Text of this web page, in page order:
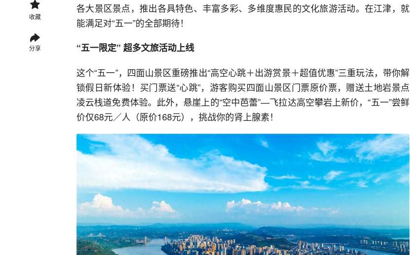
收藏
分享
各大景区景点，推出各具特色、丰富多彩、多维度惠民的文化旅游活动。在江津，就
能满足对“五一”的全部期待！
“五一限定” 超多文旅活动上线
这个“五一”，四面山景区重磅推出“高空心跳＋出游赏景＋超值优惠”三重玩法，带你解
锁假日新体验！买门票送“心跳”，游客购买四面山景区门票原价票，赠送土地岩景点
凌云栈道免费体验。此外，悬崖上的“空中芭蕾”—飞拉达高空攀岩上新价，“五一”尝鲜
价仅68元／人（原价168元），挑战你的肾上腺素！